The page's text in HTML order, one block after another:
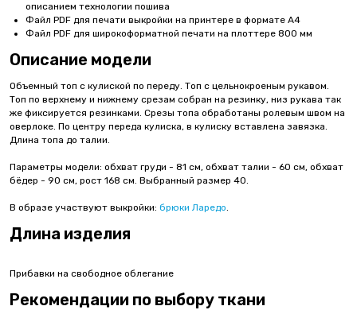
описанием технологии пошива
Файл PDF для печати выкройки на принтере в формате А4
Файл PDF для широкоформатной печати на плоттере 800 мм
Описание модели
Объемный топ с кулиской по переду. Топ с цельнокроеным рукавом.
Топ по верхнему и нижнему срезам собран на резинку, низ рукава так
же фиксируется резинками. Срезы топа обработаны ролевым швом на
оверлоке. По центру переда кулиска, в кулиску вставлена завязка.
Длина топа до талии.
Параметры модели: обхват груди - 81 см, обхват талии - 60 см, обхват
бёдер - 90 см, рост 168 см. Выбранный размер 40.
В образе участвуют выкройки: брюки Ларедо.
Длина изделия
Прибавки на свободное облегание
Рекомендации по выбору ткани